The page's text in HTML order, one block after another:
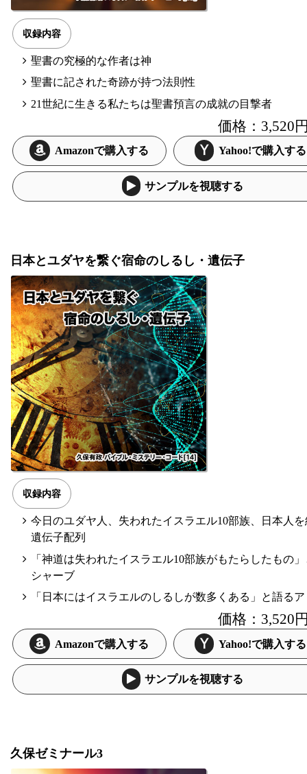
収録内容
聖書の究極的な作者は神
聖書に記された奇跡が持つ法則性
21世紀に生きる私たちは聖書預言の成就の目撃者
価格：3,520
Amazonで購入する Yahoo!で購入する
サンプルを視聴する
日本とユダヤを繋ぐ宿命のしるし・遺伝子
収録内容
今日のユダヤ人、失われたイスラエル10部族、日本人
遺伝子配列
「神道は失われたイスラエル10部族がもたらしたもの
シャーブ
「日本にはイスラエルのしるしが数多くある」と語る
価格：3,520
Amazonで購入する Yahoo!で購入する
サンプルを視聴する
久保ゼミナール3